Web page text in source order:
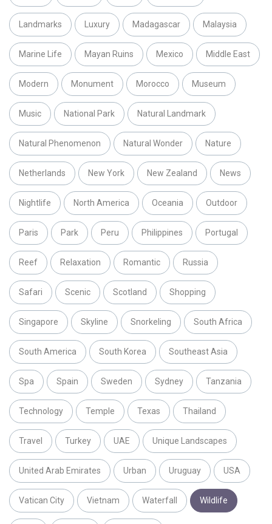
Landmarks Luxury Madagascar Malaysia
Marine Life Mayan Ruins Mexico Middle East
Modern Monument Morocco Museum
Music National Park Natural Landmark
Natural Phenomenon Natural Wonder Nature
Netherlands New York New Zealand News
Nightlife North America Oceania Outdoor
Paris Park Peru Philippines Portugal
Reef Relaxation Romantic Russia
Safari Scenic Scotland Shopping
Singapore Skyline Snorkeling South Africa
South America South Korea Southeast Asia
Spa Spain Sweden Sydney Tanzania
Technology Temple Texas Thailand
Travel Turkey UAE Unique Landscapes
United Arab Emirates Urban Uruguay USA
Vatican City Vietnam Waterfall Wildlife